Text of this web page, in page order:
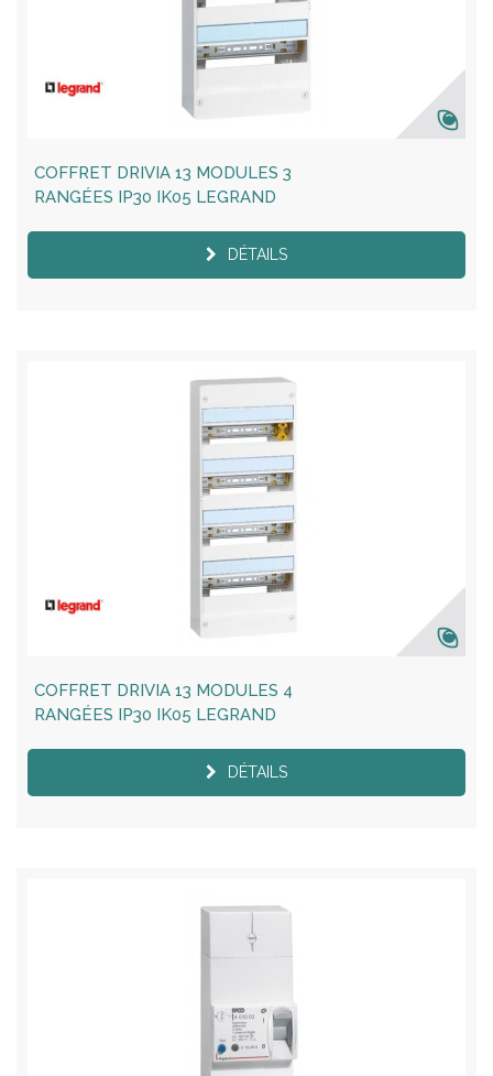
COFFRET DRIVIA 13 MODULES 3
RANGÉES IP30 IK05 LEGRAND
DÉTAILS
COFFRET DRIVIA 13 MODULES 4
RANGÉES IP30 IK05 LEGRAND
DÉTAILS